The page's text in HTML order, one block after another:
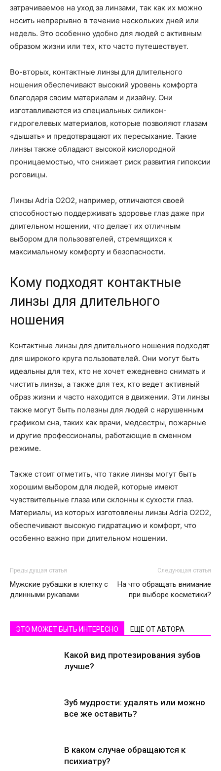
затрачиваемое на уход за линзами, так как их можно
носить непрерывно в течение нескольких дней или
недель. Это особенно удобно для людей с активным
образом жизни или тех, кто часто путешествует.
Во-вторых, контактные линзы для длительного
ношения обеспечивают высокий уровень комфорта
благодаря своим материалам и дизайну. Они
изготавливаются из специальных силикон-
гидрогелевых материалов, которые позволяют глазам
«дышать» и предотвращают их пересыхание. Такие
линзы также обладают высокой кислородной
проницаемостью, что снижает риск развития гипоксии
роговицы.
Линзы Adria O2O2, например, отличаются своей
способностью поддерживать здоровье глаз даже при
длительном ношении, что делает их отличным
выбором для пользователей, стремящихся к
максимальному комфорту и безопасности.
Кому подходят контактные
линзы для длительного
ношения
Контактные линзы для длительного ношения подходят
для широкого круга пользователей. Они могут быть
идеальны для тех, кто не хочет ежедневно снимать и
чистить линзы, а также для тех, кто ведет активный
образ жизни и часто находится в движении. Эти линзы
также могут быть полезны для людей с нарушенным
графиком сна, таких как врачи, медсестры, пожарные
и другие профессионалы, работающие в сменном
режиме.
Также стоит отметить, что такие линзы могут быть
хорошим выбором для людей, которые имеют
чувствительные глаза или склонны к сухости глаз.
Материалы, из которых изготовлены линзы Adria O2O2,
обеспечивают высокую гидратацию и комфорт, что
особенно важно при длительном ношении.
Предыдущая статья
Мужские рубашки в клетку с
длинными рукавами
Следующая статья
На что обращать внимание
при выборе косметики?
ЭТО МОЖЕТ БЫТЬ ИНТЕРЕСНО ЕЩЕ ОТ АВТОРА
Какой вид протезирования зубов
лучше?
Зуб мудрости: удалять или можно
все же оставить?
В каком случае обращаются к
психиатру?